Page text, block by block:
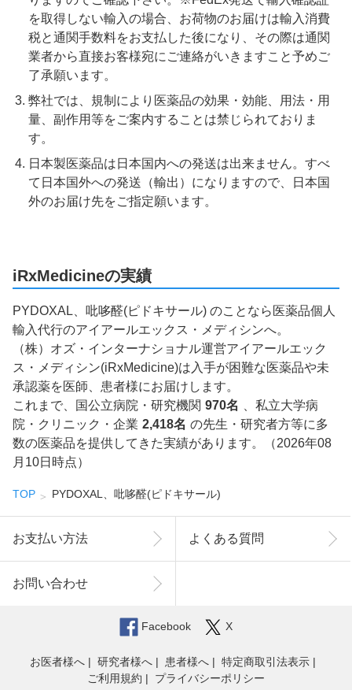
を取得しない輸入の場合、お荷物のお届けは輸入消費
税と通関手数料をお支払した後になり、その際は通関
業者から直接お客様宛にご連絡がいきますこと予めご
了承願います。
弊社では、規制により医薬品の効果・効能、用法・用
量、副作用等をご案内することは禁じられておりま
す。
日本製医薬品は日本国内への発送は出来ません。すべ
て日本国外への発送（輸出）になりますので、日本国
外のお届け先をご指定願います。
iRxMedicineの実績
PYDOXAL、吡哆醛(ピドキサール) のことなら医薬品個人
輸入代行のアイアールエックス・メディシンへ。
（株）オズ・インターナショナル運営アイアールエック
ス・メディシン(iRxMedicine)は入手が困難な医薬品や未
承認薬を医師、患者様にお届けします。
これまで、国公立病院・研究機関 970名
、私立大学病
院・クリニック・企業 2,418名 の先生・研究者方等に多
数の医薬品を提供してきた実績があります。（2026年08
月10日時点）
TOP PYDOXAL、吡哆醛(ピドキサール)
お支払い方法 よくある質問
お問い合わせ
Facebook X
お医者様へ 研究者様へ 患者様へ
特定商取引法表示
ご利用規約
プライバシーポリシー